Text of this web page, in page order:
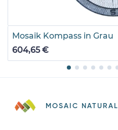
Mosaik Kompass in Grau
604,65 €
MOSAIC NATURAL